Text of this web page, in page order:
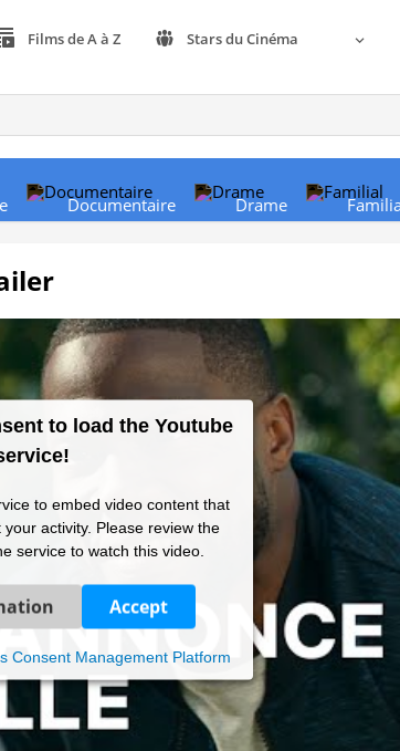
Films de A à Z Stars du Cinéma
Documentaire Drame
to load the Youtube
to embed video content that
activity. Please review the
service to watch this video.
Accept
Consent Management Platform